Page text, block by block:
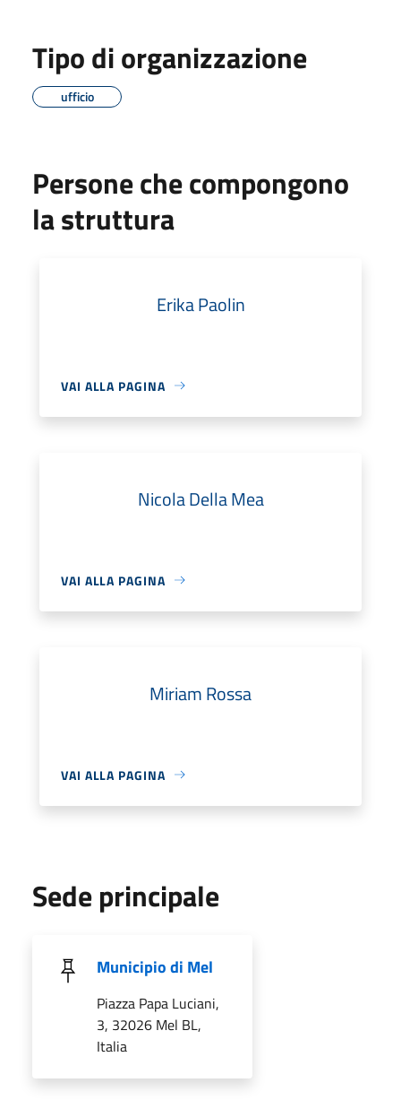
Tipo di organizzazione
ufficio
Persone che compongono
la struttura
Erika Paolin
VAI ALLA PAGINA
Nicola Della Mea
VAI ALLA PAGINA
Miriam Rossa
VAI ALLA PAGINA
Sede principale
Municipio di Mel
Piazza Papa Luciani,
3, 32026 Mel BL,
Italia